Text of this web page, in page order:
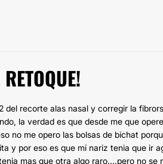
del recorte alas nasal y corregir la
la verdad es que desde me que
no me opero las bolsas de bichat
y por eso es que mi nariz tenia que ir
mas que otra algo raro....pero no se